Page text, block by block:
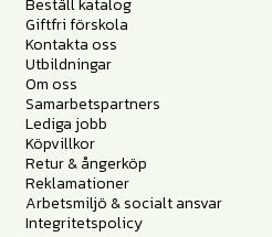
Beställ katalog
Giftfri förskola
Kontakta oss
Utbildningar
Om oss
Samarbetspartners
Lediga jobb
Köpvillkor
Retur & ångerköp
Reklamationer
Arbetsmiljö & socialt ansvar
Integritetspolicy